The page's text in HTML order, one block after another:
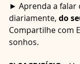
► Aprenda a falar
diariamente, do
Compartilhe com
sonhos.